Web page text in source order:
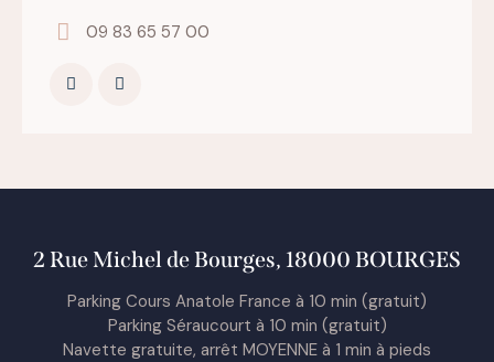
09 83 65 57 00
2 Rue Michel de Bourges, 18000 BOURGES
Parking Cours Anatole France à 10 min (gratuit)
Parking Séraucourt à 10 min (gratuit)
Navette gratuite, arrêt MOYENNE à 1 min à pieds